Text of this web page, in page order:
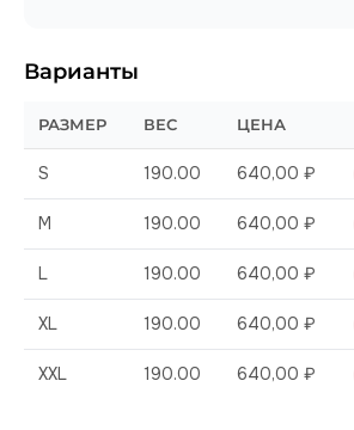
Варианты
РАЗМЕР ВЕС ЦЕНА
S 190.00 640,00 ₽
M 190.00 640,00 ₽
L 190.00 640,00 ₽
XL 190.00 640,00 ₽
XXL 190.00 640,00 ₽